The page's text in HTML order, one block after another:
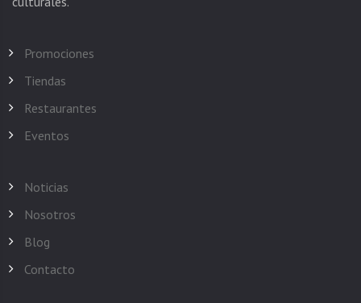
Promociones
Tiendas
Restaurantes
Eventos
Noticias
Nosotros
Blog
Contacto